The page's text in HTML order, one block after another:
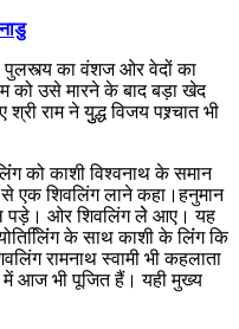
पुलस्त्य का वंशज ओर वेदों का
को उसे मारने के बाद बड़ा खेद
राम ने युुद्ध विजय पश्र्चात भी
को काशी विश्वनाथ के समान
से एक शिवलिंग लाने कहा।हनुमान
पड़े। ओर शिवलिंग लेे आए। यह
के साथ काशी के लिंंग कि
रामनाथ स्वामी भी कहलाता
में आज भी पूजित हैं। यही मुख्य